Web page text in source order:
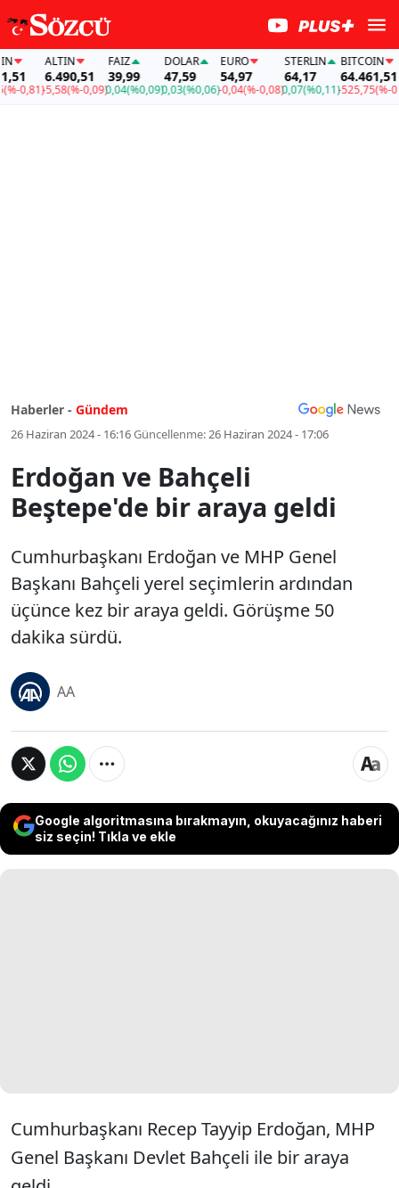
ALTIN
6.490,51
-5,58(%-0,09)
FAİZ
39,99
0,04(%0,09)
DOLAR
47,59
0,03(%0,06)
EURO
54,97
-0,04(%-0,08)
STERLIN
64,17
0,07(%0,11)
BITCOIN
64.461,51
-525,75(%-0,81)-
Haberler - Gündem
26 Haziran 2024 - 16:16Güncellenme:26 Haziran 2024 - 17:06
Erdoğan ve Bahçeli
Beştepe'de bir araya geldi
Cumhurbaşkanı Erdoğan ve MHP Genel
Başkanı Bahçeli yerel seçimlerin ardından
üçünce kez bir araya geldi. Görüşme 50
dakika sürdü.
AA
Google algoritmasına bırakmayın, okuyacağınız haberi
siz seçin! Tıkla ve ekle
Cumhurbaşkanı Recep Tayyip Erdoğan, MHP
Genel Başkanı Devlet Bahçeli ile bir araya